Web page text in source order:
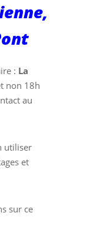
: La
non 18h
au
utiliser
et
sur ce